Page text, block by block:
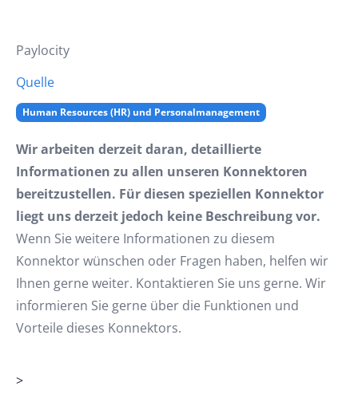
Paylocity
Quelle
Human Resources (HR) und Personalmanagement
Wir arbeiten derzeit daran, detaillierte
Informationen zu allen unseren Konnektoren
bereitzustellen. Für diesen speziellen Konnektor
liegt uns derzeit jedoch keine Beschreibung vor.
Wenn Sie weitere Informationen zu diesem
Konnektor wünschen oder Fragen haben, helfen wir
Ihnen gerne weiter. Kontaktieren Sie uns gerne. Wir
informieren Sie gerne über die Funktionen und
Vorteile dieses Konnektors.
>